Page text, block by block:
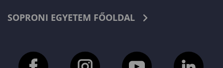
SOPRONI EGYETEM FŐOLDAL